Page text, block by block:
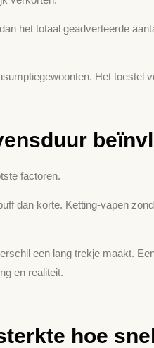
het totaal geadverteerde
Het toestel
factoren.
dan korte. Ketting-vapen
een lang trekje maakt.
en realiteit.
hoe